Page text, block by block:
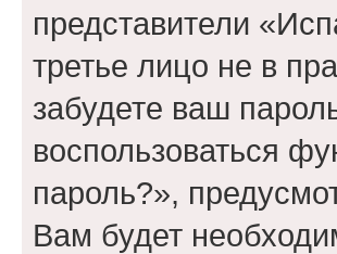
представители
третье лицо не в
забудете ваш
воспользоваться
пароль?»,
Вам будет